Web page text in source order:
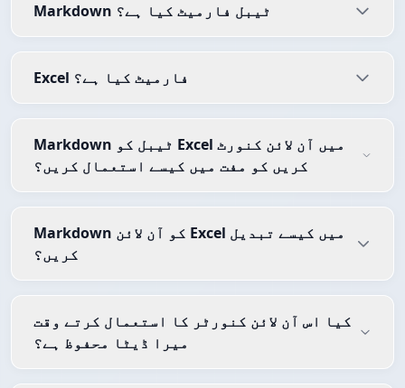
Markdown ٹیبل فارمیٹ کیا ہے؟
Excel فارمیٹ کیا ہے؟
Markdown ٹیبل کو Excel میں آن لائن کنورٹ
کریں کو مفت میں کیسے استعمال کریں؟
Markdown کو آن لائن Excel میں کیسے تبدیل
کریں؟
کیا اس آن لائن کنورٹر کا استعمال کرتے وقت
میرا ڈیٹا محفوظ ہے؟